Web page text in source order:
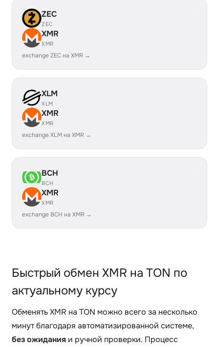
ZEC
ZEC
XMR
XMR
exchange ZEC на XMR →
XLM
XLM
XMR
XMR
exchange XLM на XMR →
BCH
BCH
XMR
XMR
exchange BCH на XMR →
Быстрый обмен XMR на TON по
актуальному курсу
Обменять XMR на TON можно всего за несколько
минут благодаря автоматизированной системе,
без ожидания и ручной проверки. Процесс